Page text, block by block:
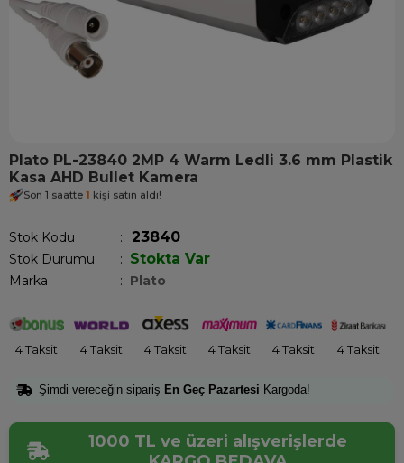
Plato PL-23840 2MP 4 Warm Ledli 3.6 mm Plastik
Kasa AHD Bullet Kamera
Son 1 saatte 1 kişi satın aldı!
Stok Kodu 23840
Stok Durumu : Stokta Var
Marka : Plato
4 Taksit 4 Taksit 4 Taksit 4 Taksit 4 Taksit 4 Taksit
Şimdi vereceğin sipariş En Geç Pazartesi Kargoda!
1000 TL ve üzeri alışverişlerde